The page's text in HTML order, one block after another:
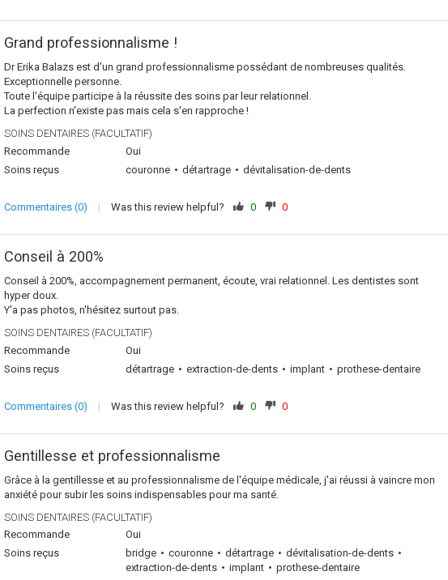
Grand professionnalisme !
Dr Erika Balazs est d'un grand professionnalisme possédant de nombreuses qualités.
Exceptionnelle personne.
Toute l'équipe participe à la réussite des soins par leur relationnel.
La perfection n'existe pas mais cela s'en rapproche !
SOINS DENTAIRES (FACULTATIF)
Recommande
Oui
Soins reçus
couronne détartrage dévitalisation-de-dents
Commentaires (0) | Was this review helpful? 0 0
Conseil à 200%
Conseil à 200%, accompagnement permanent, écoute, vrai relationnel. Les dentistes sont
hyper doux.
Y'a pas photos, n'hésitez surtout pas.
SOINS DENTAIRES (FACULTATIF)
Recommande
Oui
Soins reçus
détartrage extraction-de-dents implant prothese-dentaire
Commentaires (0) | Was this review helpful? 0 0
Gentillesse et professionnalisme
Grâce à la gentillesse et au professionnalisme de l'équipe médicale, j'ai réussi à vaincre mon
anxiété pour subir les soins indispensables pour ma santé.
SOINS DENTAIRES (FACULTATIF)
Recommande
Oui
Soins reçus
bridge couronne détartrage
dévitalisation-de-dents
extraction-de-dents
implant prothese-dentaire